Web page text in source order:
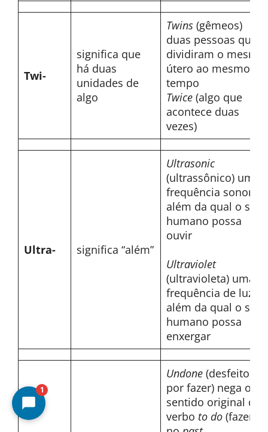
Twi-
significa que
há duas
unidades de
algo
Twins (gêmeos)
duas pessoas que
dividiram o mesmo
útero ao mesmo
tempo
Twice (algo que
acontece duas
vezes)
Ultra- significa “além”
Ultrasonic
(ultrassônico) uma
frequência sonora
além da qual o ser
humano possa
ouvir
Ultraviolet
(ultravioleta) uma
frequência de luz
além da qual o ser
humano possa
enxergar
Undone (desfeito,
por fazer) nega o
sentido original do
verbo to do (fazer)
1